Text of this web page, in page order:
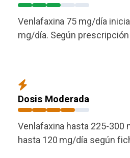
Venlafaxina 75 mg/día
mg/día. Según prescripción
Dosis Moderada
Venlafaxina hasta 225-300
hasta 120 mg/día según